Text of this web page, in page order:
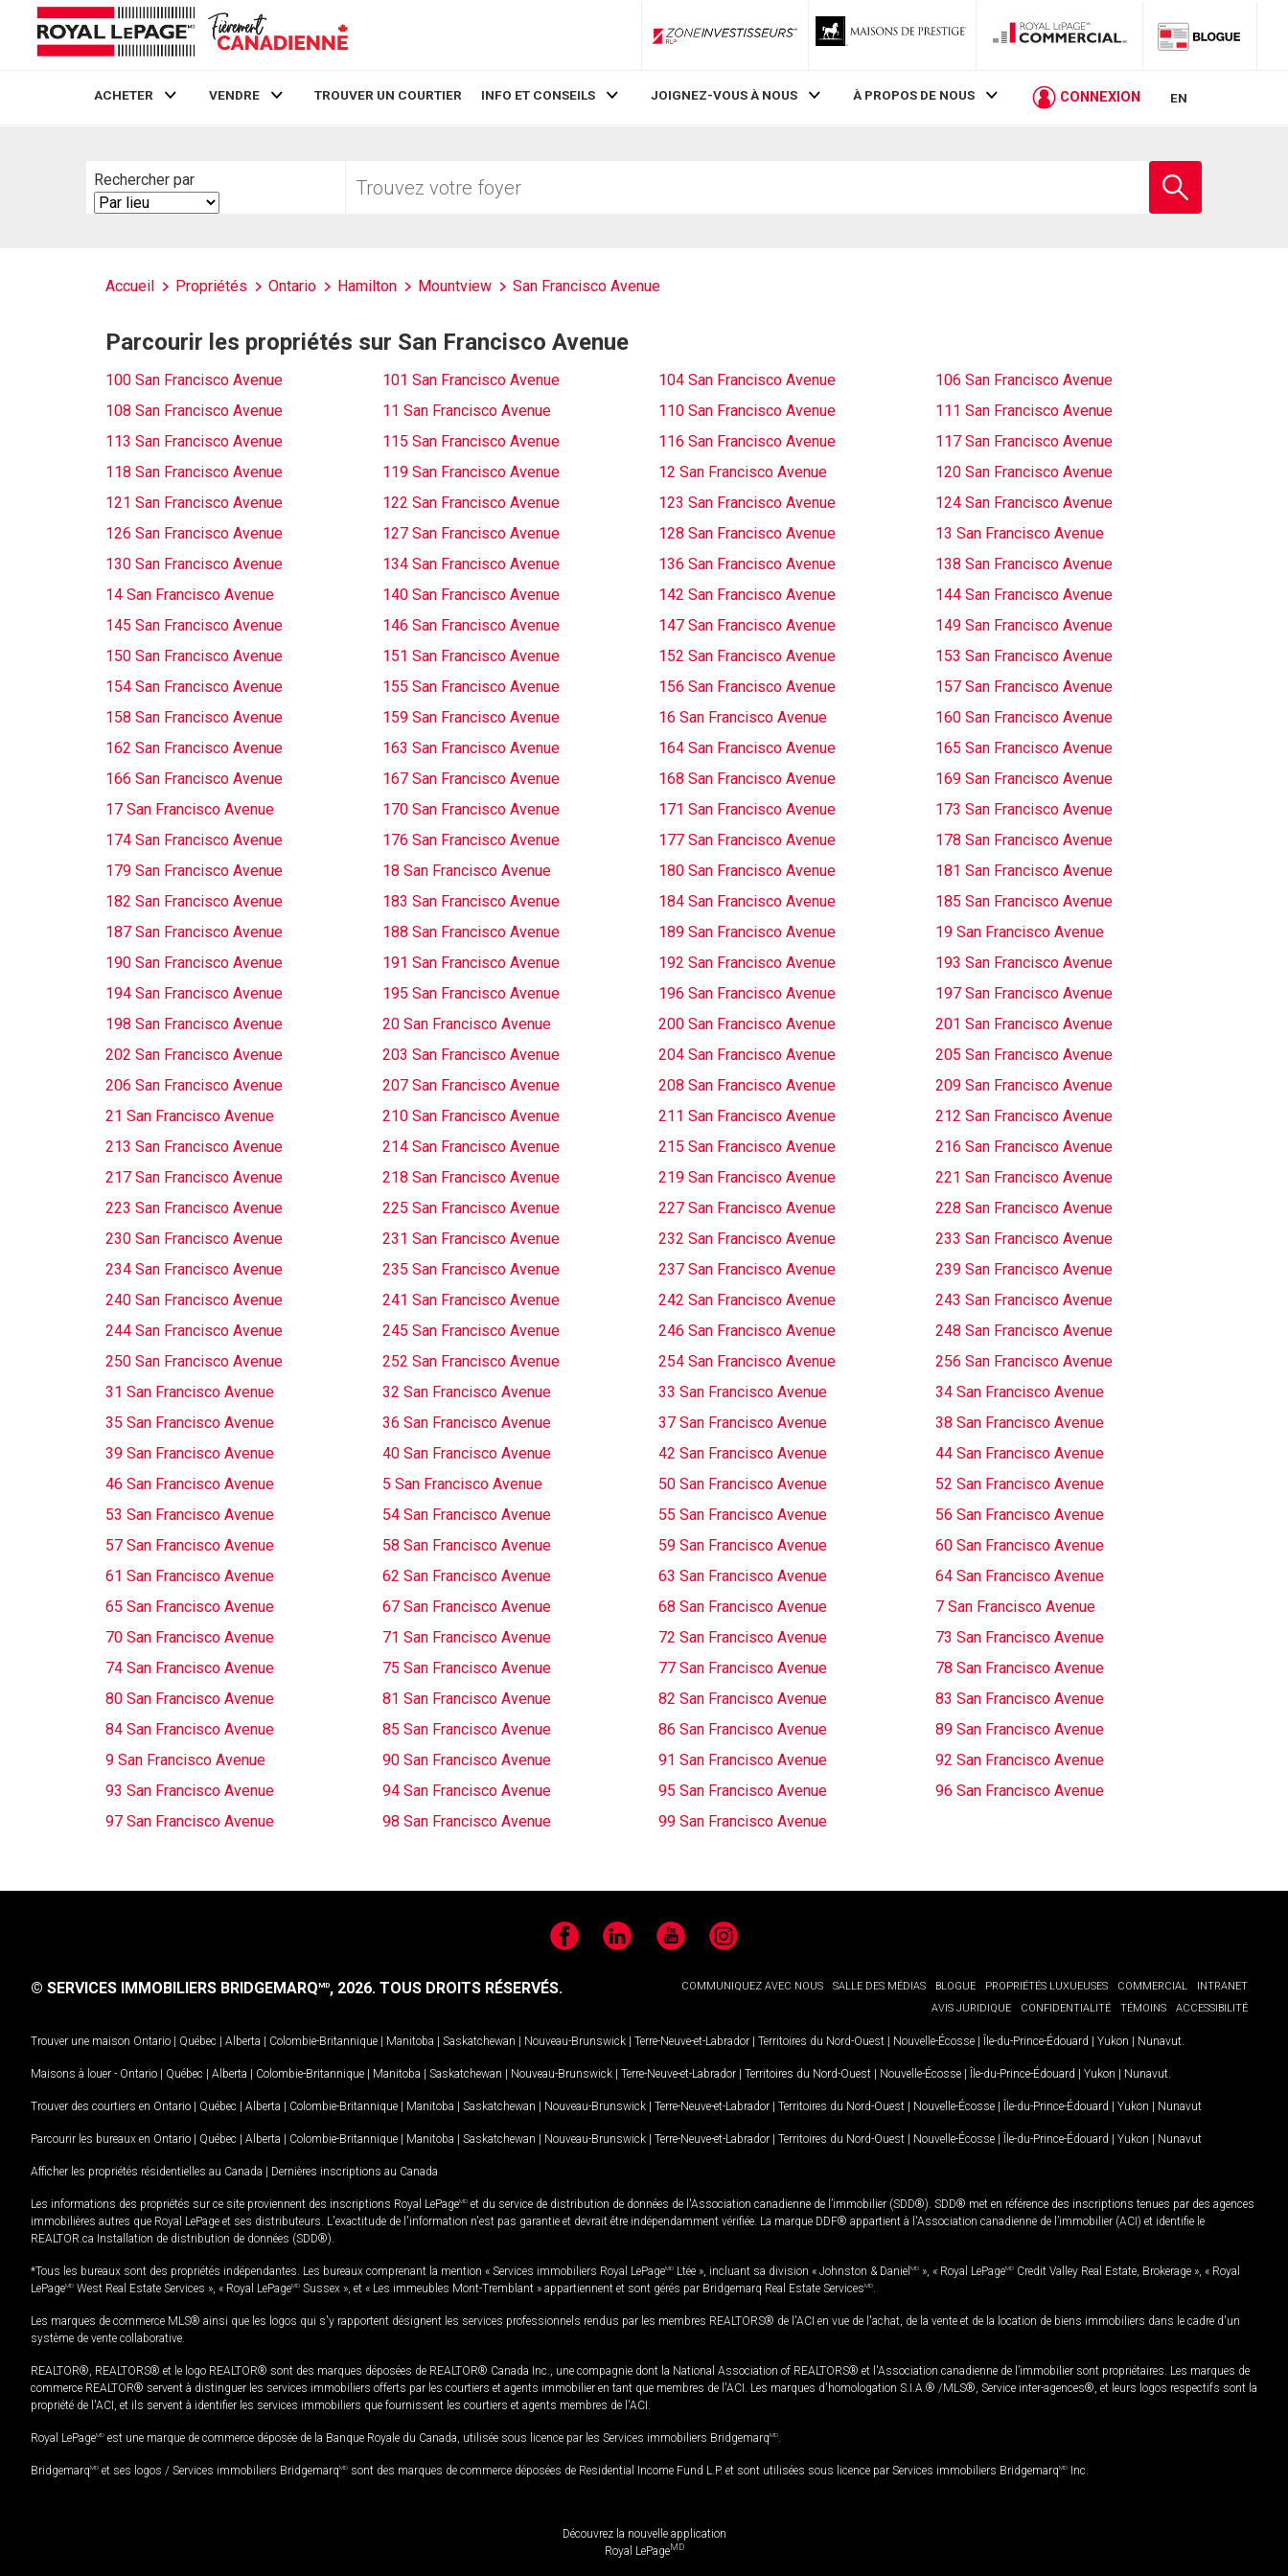
ZoneInvestisseurs RLP
ACHETER VENDRE TROUVER UN COURTIER INFO ET CONSEILS JOIGNEZ-VOUS À NOUS À PROPOS DE NOUS CONNEXION EN
Rechercher par
Search
By
votre
Accueil Propriétés Ontario Hamilton Mountview San Francisco Avenue
Parcourir les propriétés sur San Francisco Avenue
100 San Francisco Avenue 101 San Francisco Avenue 104 San Francisco Avenue
106 San Francisco Avenue
108 San Francisco Avenue
11 San Francisco Avenue 110 San Francisco Avenue
111 San Francisco Avenue
113 San Francisco Avenue
115 San Francisco Avenue 116 San Francisco Avenue
117 San Francisco Avenue
118 San Francisco Avenue
119 San Francisco Avenue 12 San Francisco Avenue
120 San Francisco Avenue
121 San Francisco Avenue
122 San Francisco Avenue 123 San Francisco Avenue
124 San Francisco Avenue
126 San Francisco Avenue
127 San Francisco Avenue 128 San Francisco Avenue
13 San Francisco Avenue
130 San Francisco Avenue
134 San Francisco Avenue 136 San Francisco Avenue
138 San Francisco Avenue
14 San Francisco Avenue
140 San Francisco Avenue 142 San Francisco Avenue
144 San Francisco Avenue
145 San Francisco Avenue
146 San Francisco Avenue 147 San Francisco Avenue
149 San Francisco Avenue
150 San Francisco Avenue
151 San Francisco Avenue 152 San Francisco Avenue
153 San Francisco Avenue
154 San Francisco Avenue
155 San Francisco Avenue 156 San Francisco Avenue
157 San Francisco Avenue
158 San Francisco Avenue
159 San Francisco Avenue 16 San Francisco Avenue
160 San Francisco Avenue
162 San Francisco Avenue
163 San Francisco Avenue 164 San Francisco Avenue
165 San Francisco Avenue
166 San Francisco Avenue
167 San Francisco Avenue 168 San Francisco Avenue
169 San Francisco Avenue
17 San Francisco Avenue
170 San Francisco Avenue 171 San Francisco Avenue
173 San Francisco Avenue
174 San Francisco Avenue
176 San Francisco Avenue 177 San Francisco Avenue
178 San Francisco Avenue
179 San Francisco Avenue
18 San Francisco Avenue 180 San Francisco Avenue
181 San Francisco Avenue
182 San Francisco Avenue
183 San Francisco Avenue 184 San Francisco Avenue
185 San Francisco Avenue
187 San Francisco Avenue
188 San Francisco Avenue 189 San Francisco Avenue
19 San Francisco Avenue
190 San Francisco Avenue
191 San Francisco Avenue 192 San Francisco Avenue
193 San Francisco Avenue
194 San Francisco Avenue
195 San Francisco Avenue 196 San Francisco Avenue
197 San Francisco Avenue
198 San Francisco Avenue
20 San Francisco Avenue 200 San Francisco Avenue
201 San Francisco Avenue
202 San Francisco Avenue
203 San Francisco Avenue 204 San Francisco Avenue
205 San Francisco Avenue
206 San Francisco Avenue
207 San Francisco Avenue 208 San Francisco Avenue
209 San Francisco Avenue
21 San Francisco Avenue
210 San Francisco Avenue 211 San Francisco Avenue
212 San Francisco Avenue
213 San Francisco Avenue
214 San Francisco Avenue 215 San Francisco Avenue
216 San Francisco Avenue
217 San Francisco Avenue
218 San Francisco Avenue 219 San Francisco Avenue
221 San Francisco Avenue
223 San Francisco Avenue
225 San Francisco Avenue 227 San Francisco Avenue
228 San Francisco Avenue
230 San Francisco Avenue
231 San Francisco Avenue 232 San Francisco Avenue
233 San Francisco Avenue
234 San Francisco Avenue
235 San Francisco Avenue 237 San Francisco Avenue
239 San Francisco Avenue
240 San Francisco Avenue
241 San Francisco Avenue 242 San Francisco Avenue
243 San Francisco Avenue
244 San Francisco Avenue
245 San Francisco Avenue 246 San Francisco Avenue
248 San Francisco Avenue
250 San Francisco Avenue
252 San Francisco Avenue 254 San Francisco Avenue
256 San Francisco Avenue
31 San Francisco Avenue
32 San Francisco Avenue 33 San Francisco Avenue
34 San Francisco Avenue
35 San Francisco Avenue
36 San Francisco Avenue 37 San Francisco Avenue
38 San Francisco Avenue
39 San Francisco Avenue
40 San Francisco Avenue 42 San Francisco Avenue
44 San Francisco Avenue
46 San Francisco Avenue
5 San Francisco Avenue 50 San Francisco Avenue
52 San Francisco Avenue
53 San Francisco Avenue
54 San Francisco Avenue 55 San Francisco Avenue
56 San Francisco Avenue
57 San Francisco Avenue
58 San Francisco Avenue 59 San Francisco Avenue
60 San Francisco Avenue
61 San Francisco Avenue
62 San Francisco Avenue 63 San Francisco Avenue
64 San Francisco Avenue
65 San Francisco Avenue
67 San Francisco Avenue 68 San Francisco Avenue
7 San Francisco Avenue
70 San Francisco Avenue
71 San Francisco Avenue 72 San Francisco Avenue
73 San Francisco Avenue
74 San Francisco Avenue
75 San Francisco Avenue 77 San Francisco Avenue
78 San Francisco Avenue
80 San Francisco Avenue
81 San Francisco Avenue 82 San Francisco Avenue
83 San Francisco Avenue
84 San Francisco Avenue
85 San Francisco Avenue 86 San Francisco Avenue
89 San Francisco Avenue
9 San Francisco Avenue
90 San Francisco Avenue 91 San Francisco Avenue
92 San Francisco Avenue
93 San Francisco Avenue
94 San Francisco Avenue 95 San Francisco Avenue
96 San Francisco Avenue
97 San Francisco Avenue
98 San Francisco Avenue 99 San Francisco Avenue
FacebookLinkedIn YouTubeInstagram
COMMUNIQUEZ AVEC NOUS SALLE DES MÉDIAS BLOGUE PROPRIÉTÉS LUXUEUSES COMMERCIAL
INTRANET
AVIS JURIDIQUE
CONFIDENTIALITÉ TÉMOINS ACCESSIBILITÉ
© SERVICES IMMOBILIERS BRIDGEMARQMD, 2026. TOUS DROITS RÉSERVÉS.
Trouver une maison Ontario | Québec | Alberta | Colombie-Britannique | Manitoba | Saskatchewan | Nouveau-Brunswick | Terre-Neuve-et-Labrador | Territoires du Nord-Ouest | Nouvelle-Écosse | Île-du-Prince-Édouard | Yukon | Nunavut
Maisons à louer - Ontario | Québec | Alberta | Colombie-Britannique | Manitoba | Saskatchewan | Nouveau-Brunswick | Terre-Neuve-et-Labrador | Territoires du Nord-Ouest | Nouvelle-Écosse | Île-du-Prince-Édouard | Yukon | Nunavut
Trouver des courtiers en Ontario | Québec | Alberta | Colombie-Britannique | Manitoba | Saskatchewan | Nouveau-Brunswick | Terre-Neuve-et-Labrador | Territoires du Nord-Ouest | Nouvelle-Écosse | Île-du-Prince-Édouard | Yukon | Nunavut
Parcourir les bureaux en Ontario | Québec | Alberta | Colombie-Britannique | Manitoba | Saskatchewan | Nouveau-Brunswick | Terre-Neuve-et-Labrador | Territoires du Nord-Ouest | Nouvelle-Écosse | Île-du-Prince-Édouard | Yukon | Nunavut
Afficher les propriétés résidentielles au Canada | Dernières inscriptions au Canada
Les informations des propriétés sur ce site proviennent des inscriptions Royal LePageMD et du service de distribution de données de l'Association canadienne de l’immobilier (SDD®). SDD® met en référence des inscriptions tenues par des agences
immobilières autres que Royal LePage et ses distributeurs. L'exactitude de l'information n'est pas garantie et devrait être indépendamment vérifiée. La marque DDF® appartient à l'Association canadienne de l’immobilier (ACI) et identifie le
REALTOR.ca Installation de distribution de données (SDD®).
*Tous les bureaux sont des propriétés indépendantes. Les bureaux comprenant la mention « Services immobiliers Royal LePageMD Ltée », incluant sa division « Johnston & Daniel MD », « Royal LePageMD Credit Valley Real Estate, Brokerage », « Royal
LePageMD West Real Estate Services », « Royal LePageMD Sussex », et « Les immeubles Mont-Tremblant » appartiennent et sont gérés par Bridgemarq Real Estate ServicesMD
Les marques de commerce MLS® ainsi que les logos qui s'y rapportent désignent les services professionnels rendus par les membres REALTORS® de l'ACI en vue de l'achat, de la vente et de la location de biens immobiliers dans le cadre d'un
système de vente collaborative.
REALTOR®, REALTORS® et le logo REALTOR® sont des marques déposées de REALTOR® Canada Inc., une compagnie dont la National Association of REALTORS® et l'Association canadienne de l’immobilier sont propriétaires. Les marques de
commerce REALTOR® servent à distinguer les services immobiliers offerts par les courtiers et agents immobilier en tant que membres de l'ACI. Les marques d'homologation S.I.A.® /MLS®, Service inter-agences®, et leurs logos respectifs sont la
propriété de l'ACI, et ils servent à identifier les services immobiliers que fournissent les courtiers et agents membres de l'ACI.
Royal LePageMD est une marque de commerce déposée de la Banque Royale du Canada, utilisée sous licence par les Services immobiliers BridgemarqMD
BridgemarqMD et ses logos / Services immobiliers BridgemarqMD sont des marques de commerce déposées de Residential Income Fund L.P. et sont utilisées sous licence par Services immobiliers BridgemarqMD Inc.
Découvrez la nouvelle application
Royal LePageMD